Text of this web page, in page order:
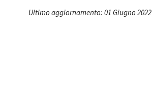
Ultimo aggiornamento: 01 Giugno 2022